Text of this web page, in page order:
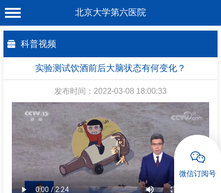
北京大学第六医院
医院概况
科室介绍
专家介绍
就诊服务
科学研究
教育培训
科普视频
实验测试饮酒前后大脑状态有何变化？
发布时间：2022-03-08 18:00:33
微信订阅号